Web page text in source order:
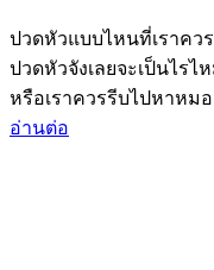
ปวดหัวแบบไหนที่เราควร
ปวดหัวจังเลยจะเป็นไร
หรือเราควรรีบไปหาหมอ
อ่านต่อ